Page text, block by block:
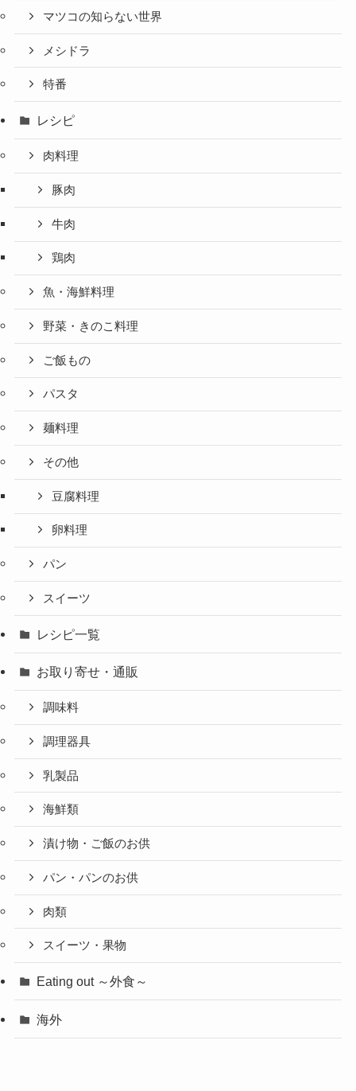
マツコの知らない世界
メシドラ
特番
レシピ
肉料理
豚肉
牛肉
鶏肉
魚・海鮮料理
野菜・きのこ料理
ご飯もの
パスタ
麺料理
その他
豆腐料理
卵料理
パン
スイーツ
レシピ一覧
お取り寄せ・通販
調味料
調理器具
乳製品
海鮮類
漬け物・ご飯のお供
パン・パンのお供
肉類
スイーツ・果物
Eating out ～外食～
海外